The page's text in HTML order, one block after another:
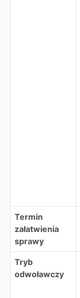
Termin
załatwienia
sprawy
Tryb
odwoławczy